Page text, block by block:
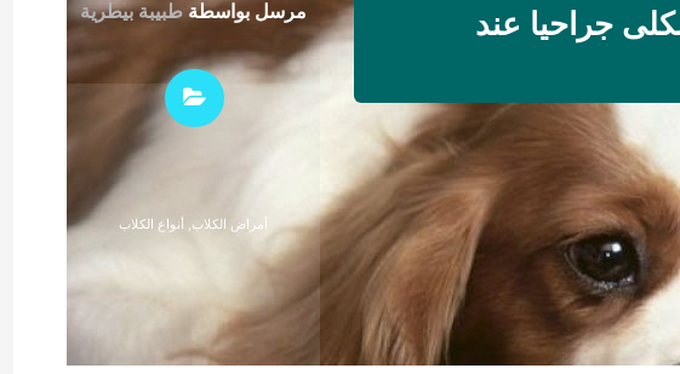
جراحيا عند
مرسل بواسطة طبيبة بيطرية
أمراض الكلاب أنواع الكلاب